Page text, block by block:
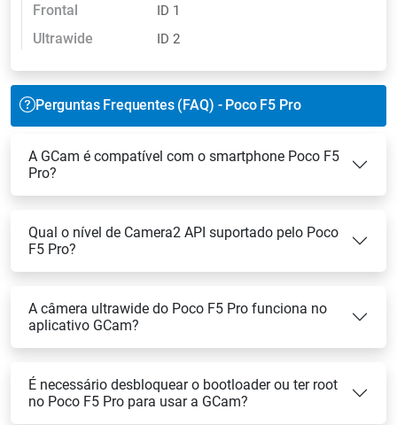
Frontal ID 1
Ultrawide ID 2
Perguntas Frequentes (FAQ) - Poco F5 Pro
A GCam é compatível com o smartphone Poco F5
Pro?
Qual o nível de Camera2 API suportado pelo Poco
F5 Pro?
A câmera ultrawide do Poco F5 Pro funciona no
aplicativo GCam?
É necessário desbloquear o bootloader ou ter root
no Poco F5 Pro para usar a GCam?